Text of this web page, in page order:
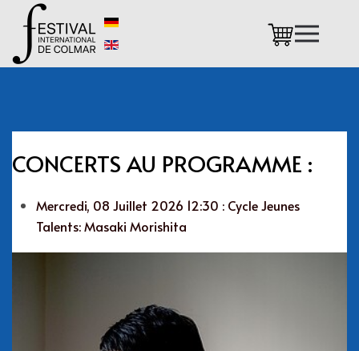
Accéder au contenu principal
CONCERTS AU PROGRAMME :
Mercredi, 08 Juillet 2026 12:30 : Cycle Jeunes
Talents: Masaki Morishita